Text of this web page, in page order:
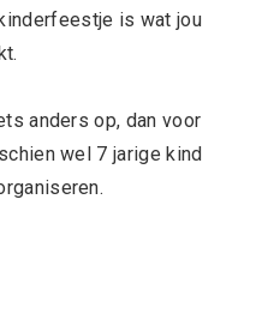
is wat jou
anders op, dan voor
wel 7 jarige kind